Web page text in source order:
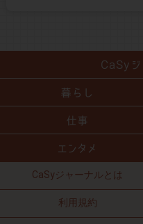
CaSyジャーナルとは
利用規約